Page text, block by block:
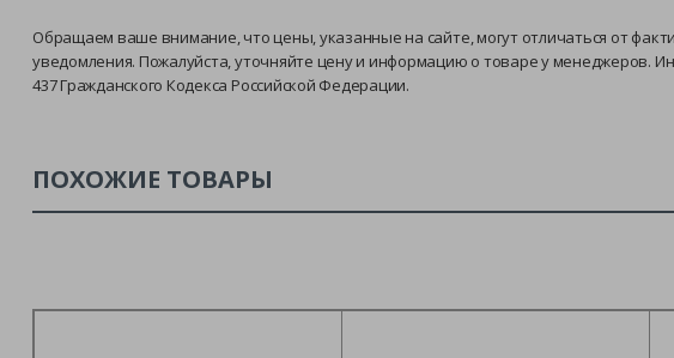
Обращаем ваше внимание, что цены, указанные на сайте, могут отличаться от
уведомления. Пожалуйста, уточняйте цену и информацию о товаре у менеджеров.
437 Гражданского Кодекса Российской Федерации.
ПОХОЖИЕ ТОВАРЫ